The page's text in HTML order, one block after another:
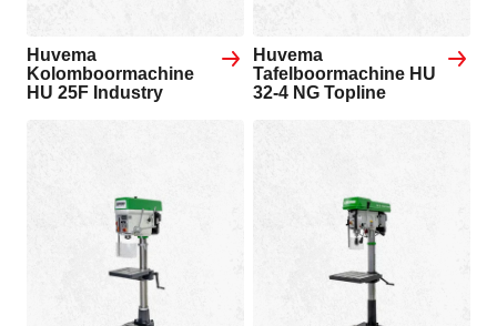
Huvema
Kolomboormachine
HU 25F Industry
Huvema
Tafelboormachine HU
32-4 NG Topline